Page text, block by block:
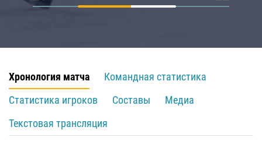
Хронология матча
Командная статистика
Статистика игроков
Составы
Медиа
Текстовая трансляция